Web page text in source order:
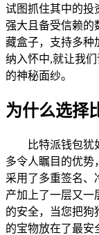
试图抓住其中的投
强大且备受信赖的
藏盒子，支持多种
纳入怀中,就让我
的神秘面纱。
为什么选择
比特派钱包
多令人瞩目的优势
采用了多重签名、
产加上了一层又一
的安全，当您把狗
的宝物放在了最安